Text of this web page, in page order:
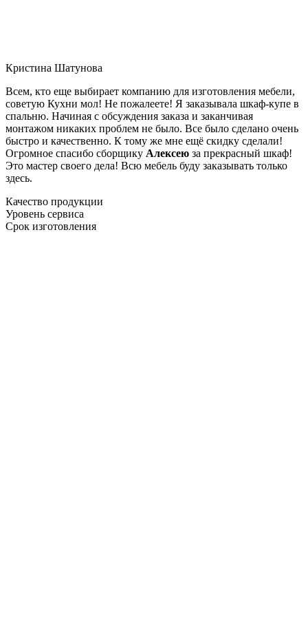
Кристина Шатунова
Всем, кто еще выбирает компанию для изготовления мебели,
советую Кухни мол! Не пожалеете! Я заказывала шкаф-купе в
спальню. Начиная с обсуждения заказа и заканчивая
монтажом никаких проблем не было. Все было сделано очень
быстро и качественно. К тому же мне ещё скидку сделали!
Огромное спасибо сборщику Алексею за прекрасный шкаф!
Это мастер своего дела! Всю мебель буду заказывать только
здесь.
Качество продукции
Уровень сервиса
Срок изготовления